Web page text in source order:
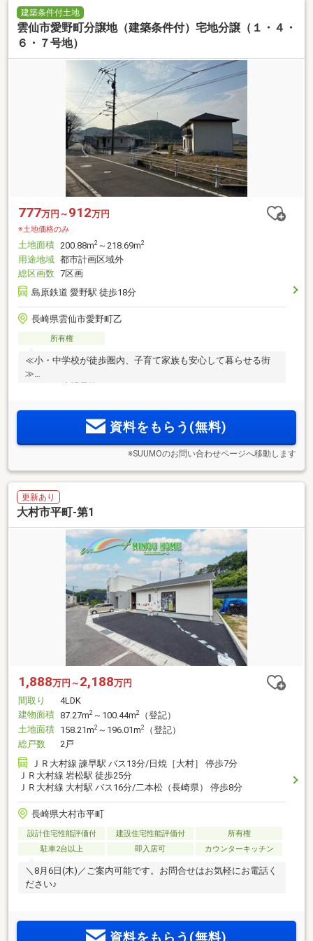
建築条件付土地
雲仙市愛野町分譲地（建築条件付）宅地分譲（１・４・
６・７号地）
777万円～ 912万円
※土地価格のみ
土地面積 200.88m2 ～218.69m2
用途地域 都市計画区域外
総区画数 7区画
島原鉄道 愛野駅 徒歩18分
長崎県雲仙市愛野町乙
所有権
≪小・中学校が徒歩圏内、子育て家族も安心して暮らせる街
≫
資料をもらう(無料)
※SUUMOのお問い合わせページへ移動します
更新あり
大村市平町-第1
1,888万円～ 2,188万円
間取り
4LDK
建物面積 87.27m2 ～100.44m2
（登記）
土地面積 158.21m2 ～196.01m2
（登記）
総戸数
2戸
ＪＲ大村線 諫早駅 バス13分/日焼［大村］ 停歩7分
ＪＲ大村線 岩松駅 徒歩25分
ＪＲ大村線 大村駅 バス16分/二本松（長崎県） 停歩8分
長崎県大村市平町
設計住宅性能評価付 建設住宅性能評価付
所有権
駐車2台以上
即入居可 カウンターキッチン
＼8月6日(木)／ご案内可能です。お問合せはお気軽にお電話く
ださい♪
資料をもらう(無料)